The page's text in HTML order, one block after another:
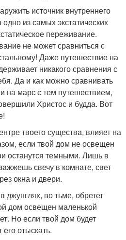
источник внутреннего
из самых экстатических
переживание.
не может сравниться с
Даже путешествие на
никакого сравнения с
Да и как можно сравнивать
на марс с тем путешествием,
Христос и будда. Вот
твоего существа, влияет на
если твой дом не освещен
останутся темными. Лишь в
свечу в комнате, свет
окна и двери.
джунглях, во тьме, обретет
дом освещен маленькой
Но если твой дом будет
отыскать.